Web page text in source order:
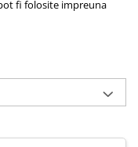
fi folosite impreuna